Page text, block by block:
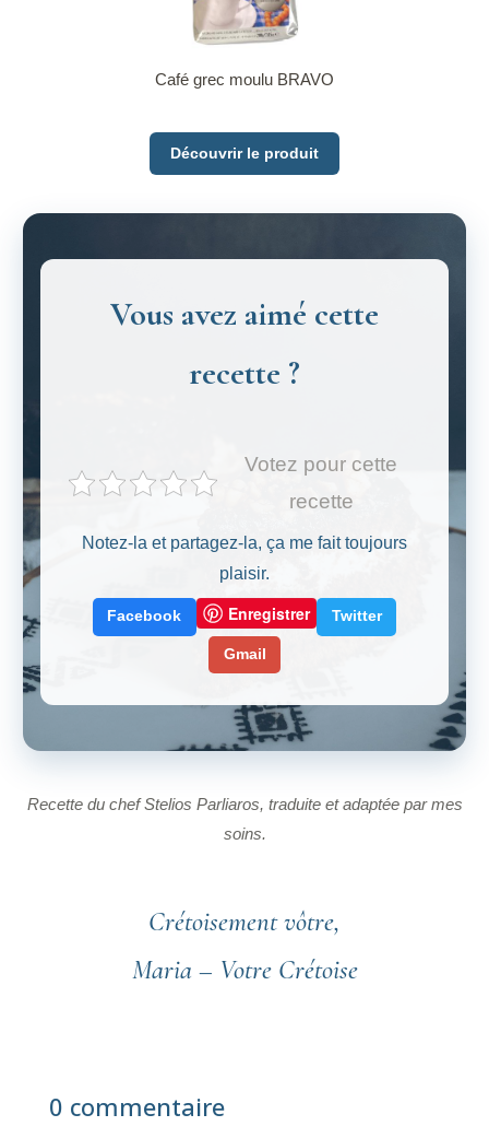
Café grec moulu BRAVO
Découvrir le produit
Vous avez aimé cette
recette ?
Votez pour cette
recette
Notez-la et partagez-la, ça me fait toujours
plaisir.
Facebook Enregistrer Twitter
Gmail
Recette du chef Stelios Parliaros, traduite et adaptée par mes
soins.
Crétoisement vôtre,
Maria – Votre Crétoise
0 commentaire